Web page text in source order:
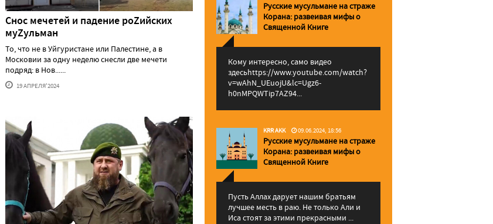
Снос мечетей и падение роZийских
муZульман
То, что не в Уйгуристане или Палестине, а в
Московии за одну неделю снесли две мечети
подряд: в Нов......
19 АПРЕЛЯ'2024
Русские мусульмане на страже
Корана: pазвеивая мифы о
Священной Книге
Кому интересно, само видео
здесьhttps://www.youtube.com/watch?
v=wAhN_UEuojU&lc=Ugz6-
h0nMPQWTip7AZ94...
KRR AKK 09.06.2024, 18:56
Русские мусульмане на страже
Корана: pазвеивая мифы о
Священной Книге
Пусть Аллах дарует нашим братьям
лучшее месть в раю. Не только Али и
Иса стоят за этими прекрасными ...